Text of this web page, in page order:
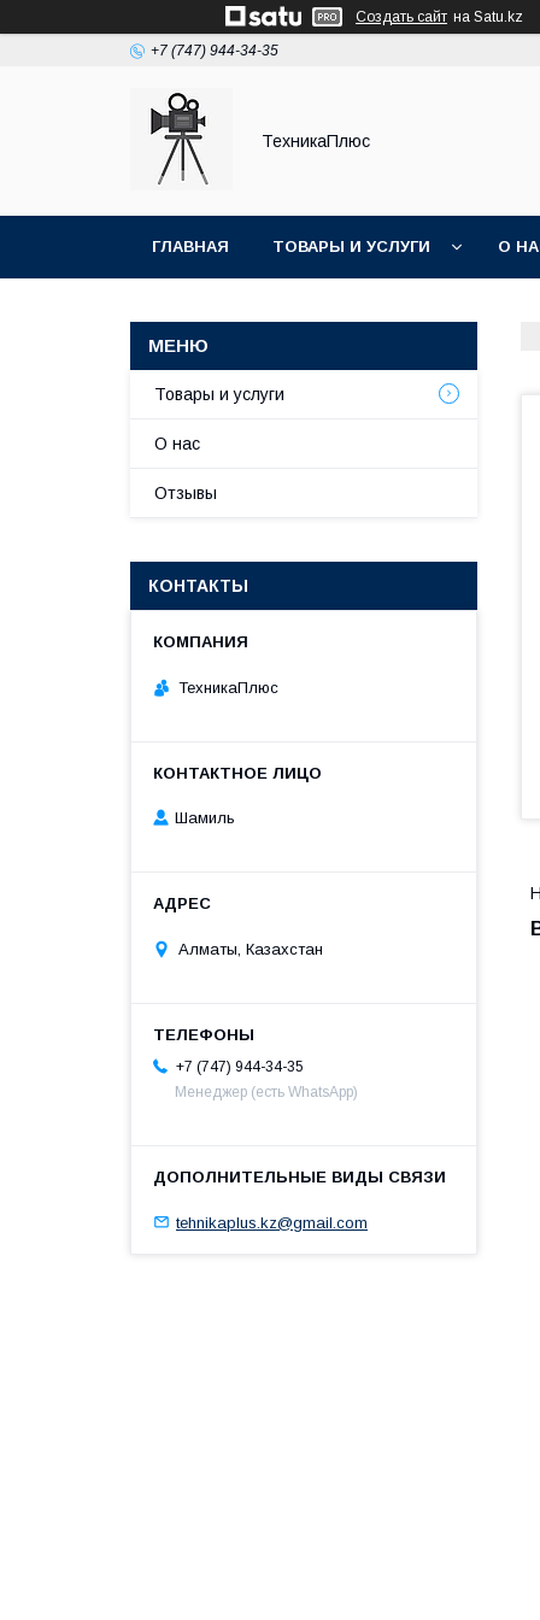
Создать сайт на Satu.kz
+7 (747) 944-34-35
ТехникаПлюс
ГЛАВНАЯ ТОВАРЫ И УСЛУГИ О
Товары и услуги
О нас
Отзывы
КОНТАКТЫ
ТехникаПлюс
Шамиль
Алматы, Казахстан
+7 (747) 944-34-35
Менеджер (есть WhatsApp)
tehnikaplus.kz@gmail.com